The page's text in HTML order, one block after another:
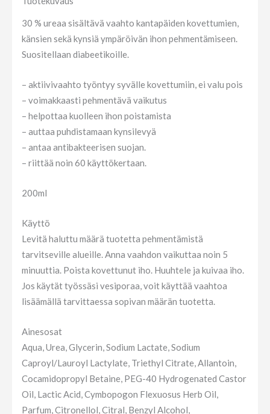
30 % ureaa sisältävä vaahto kantapäiden kovettumien,
känsien sekä kynsiä ympäröivän ihon pehmentämiseen.
Suositellaan diabeetikoille.
– aktiivivaahto työntyy syvälle kovettumiin, ei valu pois
– voimakkaasti pehmentävä vaikutus
– helpottaa kuolleen ihon poistamista
– auttaa puhdistamaan kynsilevyä
– antaa antibakteerisen suojan.
– riittää noin 60 käyttökertaan.
200ml
Käyttö
Levitä haluttu määrä tuotetta pehmentämistä
tarvitseville alueille. Anna vaahdon vaikuttaa noin 5
minuuttia. Poista kovettunut iho. Huuhtele ja kuivaa iho.
Jos käytät työssäsi vesiporaa, voit käyttää vaahtoa
lisäämällä tarvittaessa sopivan määrän tuotetta.
Ainesosat
Aqua, Urea, Glycerin, Sodium Lactate, Sodium
Caproyl/Lauroyl Lactylate, Triethyl Citrate, Allantoin,
Cocamidopropyl Betaine, PEG-40 Hydrogenated Castor
Oil, Lactic Acid, Cymbopogon Flexuosus Herb Oil,
Parfum, Citronellol, Citral, Benzyl Alcohol,